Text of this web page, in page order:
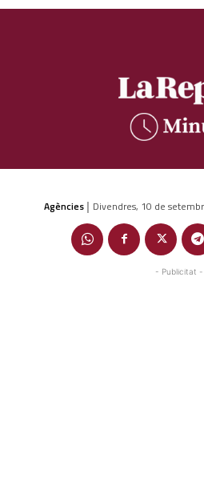
Agències | Divendres, 10 de
- Publicitat -